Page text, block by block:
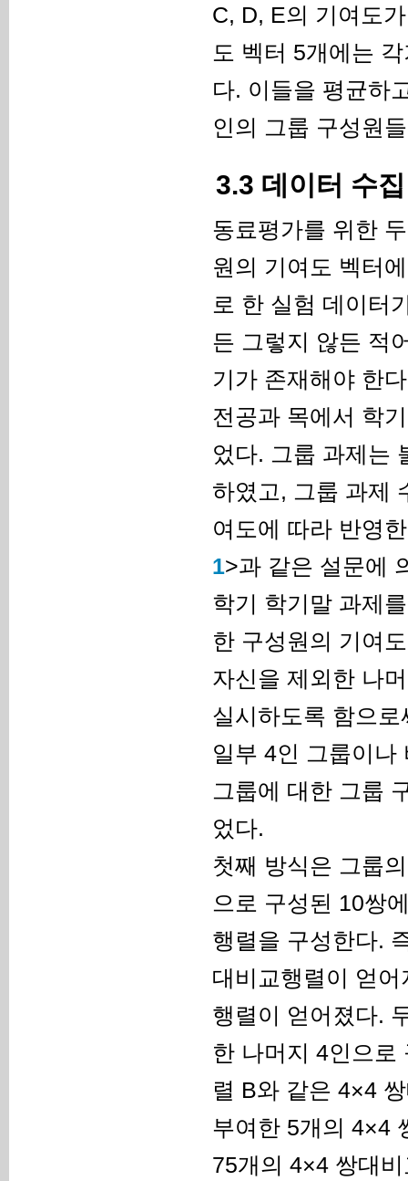
C, D, E의 기여도
도 벡터 5개에는
다. 이들을 평균하
인의 그룹 구성원
3.3 데이터 수집
동료평가를 위한
원의 기여도 벡터
로 한 실험 데이터
든 그렇지 않든 적
기가 존재해야 한
전공과 목에서 학
었다. 그룹 과제는
하였고, 그룹 과제
여도에 따라 반영
1>과 같은 설문에
학기 학기말 과제
한 구성원의 기여
자신을 제외한 나
실시하도록 함으
일부 4인 그룹이나
그룹에 대한 그룹
었다.
첫째 방식은 그룹
으로 구성된 10쌍
행렬을 구성한다.
대비교행렬이 얻
행렬이 얻어졌다.
한 나머지 4인으로
렬 B와 같은 4×4
부여한 5개의 4×4
75개의 4×4 쌍대